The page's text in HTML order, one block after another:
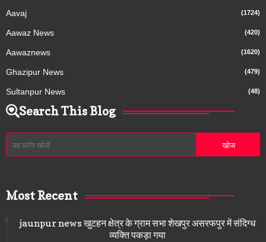
Aavaj (1724)
Aawaz News (420)
Aawaznews (1620)
Ghazipur News (479)
Sultanpur News (48)
Search This Blog
Most Recent
jaunpur news खुटहन क्षेत्र के ग्राम सभा शेखपुर असरफपुर में संदिग्ध
व्यक्ति पकड़ा गया